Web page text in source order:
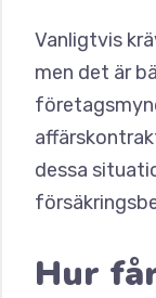
Vanligtvis
men det är
dessa
Hur